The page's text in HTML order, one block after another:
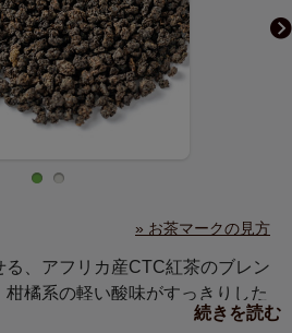
» お茶マークの見方
、アフリカ産CTC紅茶のブレン
柑橘系の軽い酸味がすっきりした
ミルクティーもおすすめ。続きを読む